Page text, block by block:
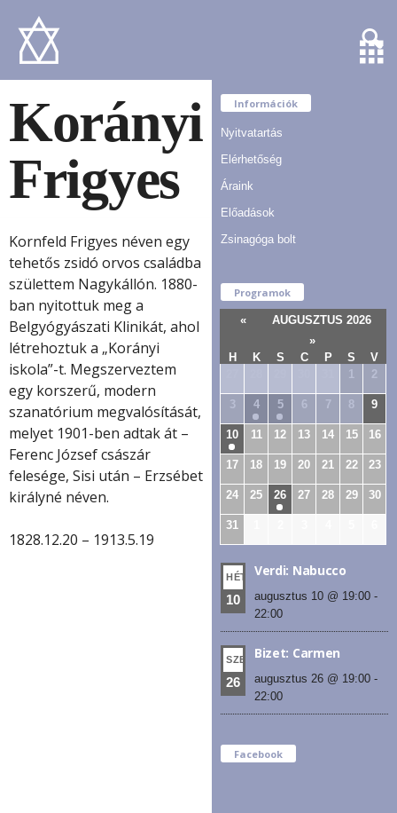
Korányi
Frigyes
Kornfeld Frigyes néven egy
tehetős zsidó orvos családba
születtem Nagykállón. 1880-
ban nyitottuk meg a
Belgyógyászati Klinikát, ahol
létrehoztuk a „Korányi
iskola”-t. Megszerveztem
egy korszerű, modern
szanatórium megvalósítását,
melyet 1901-ben adtak át –
Ferenc József császár
felesége, Sisi után – Erzsébet
királyné néven.
1828.12.20 – 1913.5.19
Információk
Nyitvatartás
Elérhetőség
Áraink
Előadások
Zsinagóga bolt
Programok
«
AUGUSZTUS 2026
»
H
K S C P S
V
2
3 4 5 6 7 8 9
10 11 12 13 14 15 16
17 18 19 20 21 22 23
24 25 26 27 28 29 30
31
HÉT
10
Verdi: Nabucco
augusztus 10 @ 19:00-
22:00
SZE
26
Bizet: Carmen
augusztus 26 @ 19:00-
22:00
Facebook